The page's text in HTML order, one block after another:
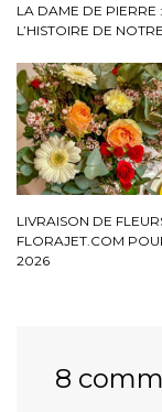
LA DAME DE PIERRE
L’HISTOIRE DE
LIVRAISON DE
FLORAJET.COM
2026
8